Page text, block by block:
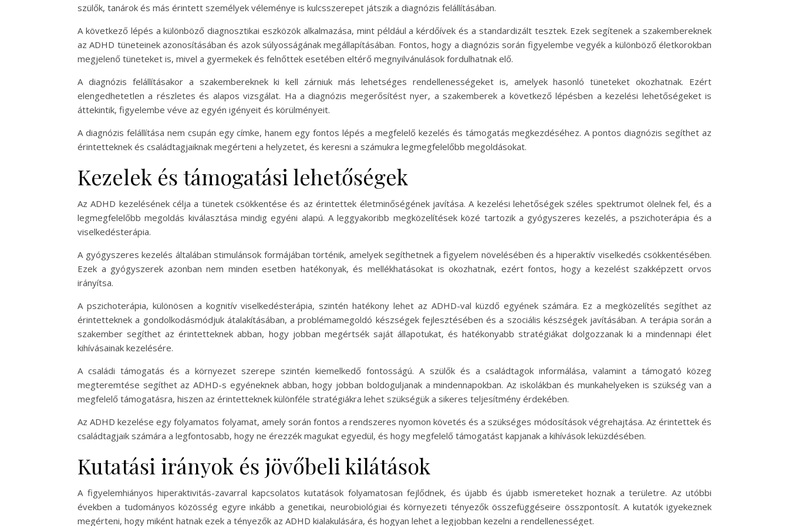
szülők, tanárok és más érintett személyek véleménye is kulcsszerepet játszik a diagnózis felállításában.
A következő lépés a különböző diagnosztikai eszközök alkalmazása, mint például a kérdőívek és a standardizált tesztek. Ezek segítenek a szakembereknek
az ADHD tüneteinek azonosításában és azok súlyosságának megállapításában. Fontos, hogy a diagnózis során figyelembe vegyék a különböző életkorokban
megjelenő tüneteket is, mivel a gyermekek és felnőttek esetében eltérő megnyilvánulások fordulhatnak elő.
A diagnózis felállításakor a szakembereknek ki kell zárniuk más lehetséges rendellenességeket is, amelyek hasonló tüneteket okozhatnak. Ezért
elengedhetetlen a részletes és alapos vizsgálat. Ha a diagnózis megerősítést nyer, a szakemberek a következő lépésben a kezelési lehetőségeket is
áttekintik, figyelembe véve az egyén igényeit és körülményeit.
A diagnózis felállítása nem csupán egy címke, hanem egy fontos lépés a megfelelő kezelés és támogatás megkezdéséhez. A pontos diagnózis segíthet az
érintetteknek és családtagjaiknak megérteni a helyzetet, és keresni a számukra legmegfelelőbb megoldásokat.
Kezelek és támogatási lehetőségek
Az ADHD kezelésének célja a tünetek csökkentése és az érintettek életminőségének javítása. A kezelési lehetőségek széles spektrumot ölelnek fel, és a
legmegfelelőbb megoldás kiválasztása mindig egyéni alapú. A leggyakoribb megközelítések közé tartozik a gyógyszeres kezelés, a pszichoterápia és a
viselkedésterápia.
A gyógyszeres kezelés általában stimulánsok formájában történik, amelyek segíthetnek a figyelem növelésében és a hiperaktív viselkedés csökkentésében.
Ezek a gyógyszerek azonban nem minden esetben hatékonyak, és mellékhatásokat is okozhatnak, ezért fontos, hogy a kezelést szakképzett orvos
irányítsa.
A pszichoterápia, különösen a kognitív viselkedésterápia, szintén hatékony lehet az ADHD-val küzdő egyének számára. Ez a megközelítés segíthet az
érintetteknek a gondolkodásmódjuk átalakításában, a problémamegoldó készségek fejlesztésében és a szociális készségek javításában. A terápia során a
szakember segíthet az érintetteknek abban, hogy jobban megértsék saját állapotukat, és hatékonyabb stratégiákat dolgozzanak ki a mindennapi élet
kihívásainak kezelésére.
A családi támogatás és a környezet szerepe szintén kiemelkedő fontosságú. A szülők és a családtagok informálása, valamint a támogató közeg
megteremtése segíthet az ADHD-s egyéneknek abban, hogy jobban boldoguljanak a mindennapokban. Az iskolákban és munkahelyeken is szükség van a
megfelelő támogatásra, hiszen az érintetteknek különféle stratégiákra lehet szükségük a sikeres teljesítmény érdekében.
Az ADHD kezelése egy folyamatos folyamat, amely során fontos a rendszeres nyomon követés és a szükséges módosítások végrehajtása. Az érintettek és
családtagjaik számára a legfontosabb, hogy ne érezzék magukat egyedül, és hogy megfelelő támogatást kapjanak a kihívások leküzdésében.
Kutatási irányok és jövőbeli kilátások
A figyelemhiányos hiperaktivitás-zavarral kapcsolatos kutatások folyamatosan fejlődnek, és újabb és újabb ismereteket hoznak a területre. Az utóbbi
években a tudományos közösség egyre inkább a genetikai, neurobiológiai és környezeti tényezők összefüggéseire összpontosít. A kutatók igyekeznek
megérteni, hogy miként hatnak ezek a tényezők az ADHD kialakulására, és hogyan lehet a legjobban kezelni a rendellenességet.